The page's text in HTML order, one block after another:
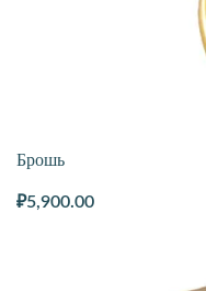
Брошь
₽5,900.00